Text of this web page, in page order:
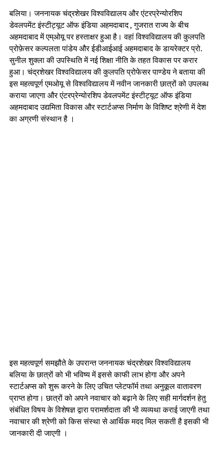
बलिया। जननायक चंद्रशेखर विश्वविद्यालय और एंटरप्रेन्योरशिप
डेवलपमेंट इंस्टीट्यूट ऑफ इंडिया अहमदाबाद , गुजरात राज्य के बीच
अहमदाबाद में एम्ओयू पर हस्ताक्षर हुआ है। वहां विश्वविद्यालय की कुलपति
प्रोफ़ेसर कल्पलता पांडेय और ईडीआईआई अहमदाबाद के डायरेक्टर प्रो.
सुनील शुक्ला की उपस्थिति में नई शिक्षा नीति के तहत विकास पर करार
हुआ। चंद्रशेखर विश्वविद्यालय की कुलपति प्रोफेसर पाण्डेय ने बताया की
इस महत्वपूर्ण एमओयू से विश्वविद्यालय में नवीन जानकारी छात्रों को उपलब्ध
कराया जाएगा और एंटरप्रेन्योरशिप डेवलपमेंट इंस्टीट्यूट ऑफ इंडिया
अहमदाबाद उद्यमिता विकास और स्टार्टअप्स निर्माण के विशिष्ट श्रेणी में देश
का अग्रणी संस्थान है ।
इस महत्वपूर्ण समझौते के उपरान्त जननायक चंद्रशेखर विश्वविद्यालय
बलिया के छात्रों को भी भविष्य में इससे काफी लाभ होगा और अपने
स्टार्टअप्स को शुरू करने के लिए उचित प्लेटफॉर्म तथा अनुकूल वातावरण
प्राप्त होगा। छात्रों को अपने नवाचार को बढ़ाने के लिए सही मार्गदर्शन हेतु
संबंधित विषय के विशेषज्ञ द्वारा परामर्शदाता की भी व्यव्यथा कराई जाएगी तथा
नवाचार की श्रेणी को किस संस्था से आर्थिक मदद मिल सकती है इसकी भी
जानकारी दी जाएगी ।